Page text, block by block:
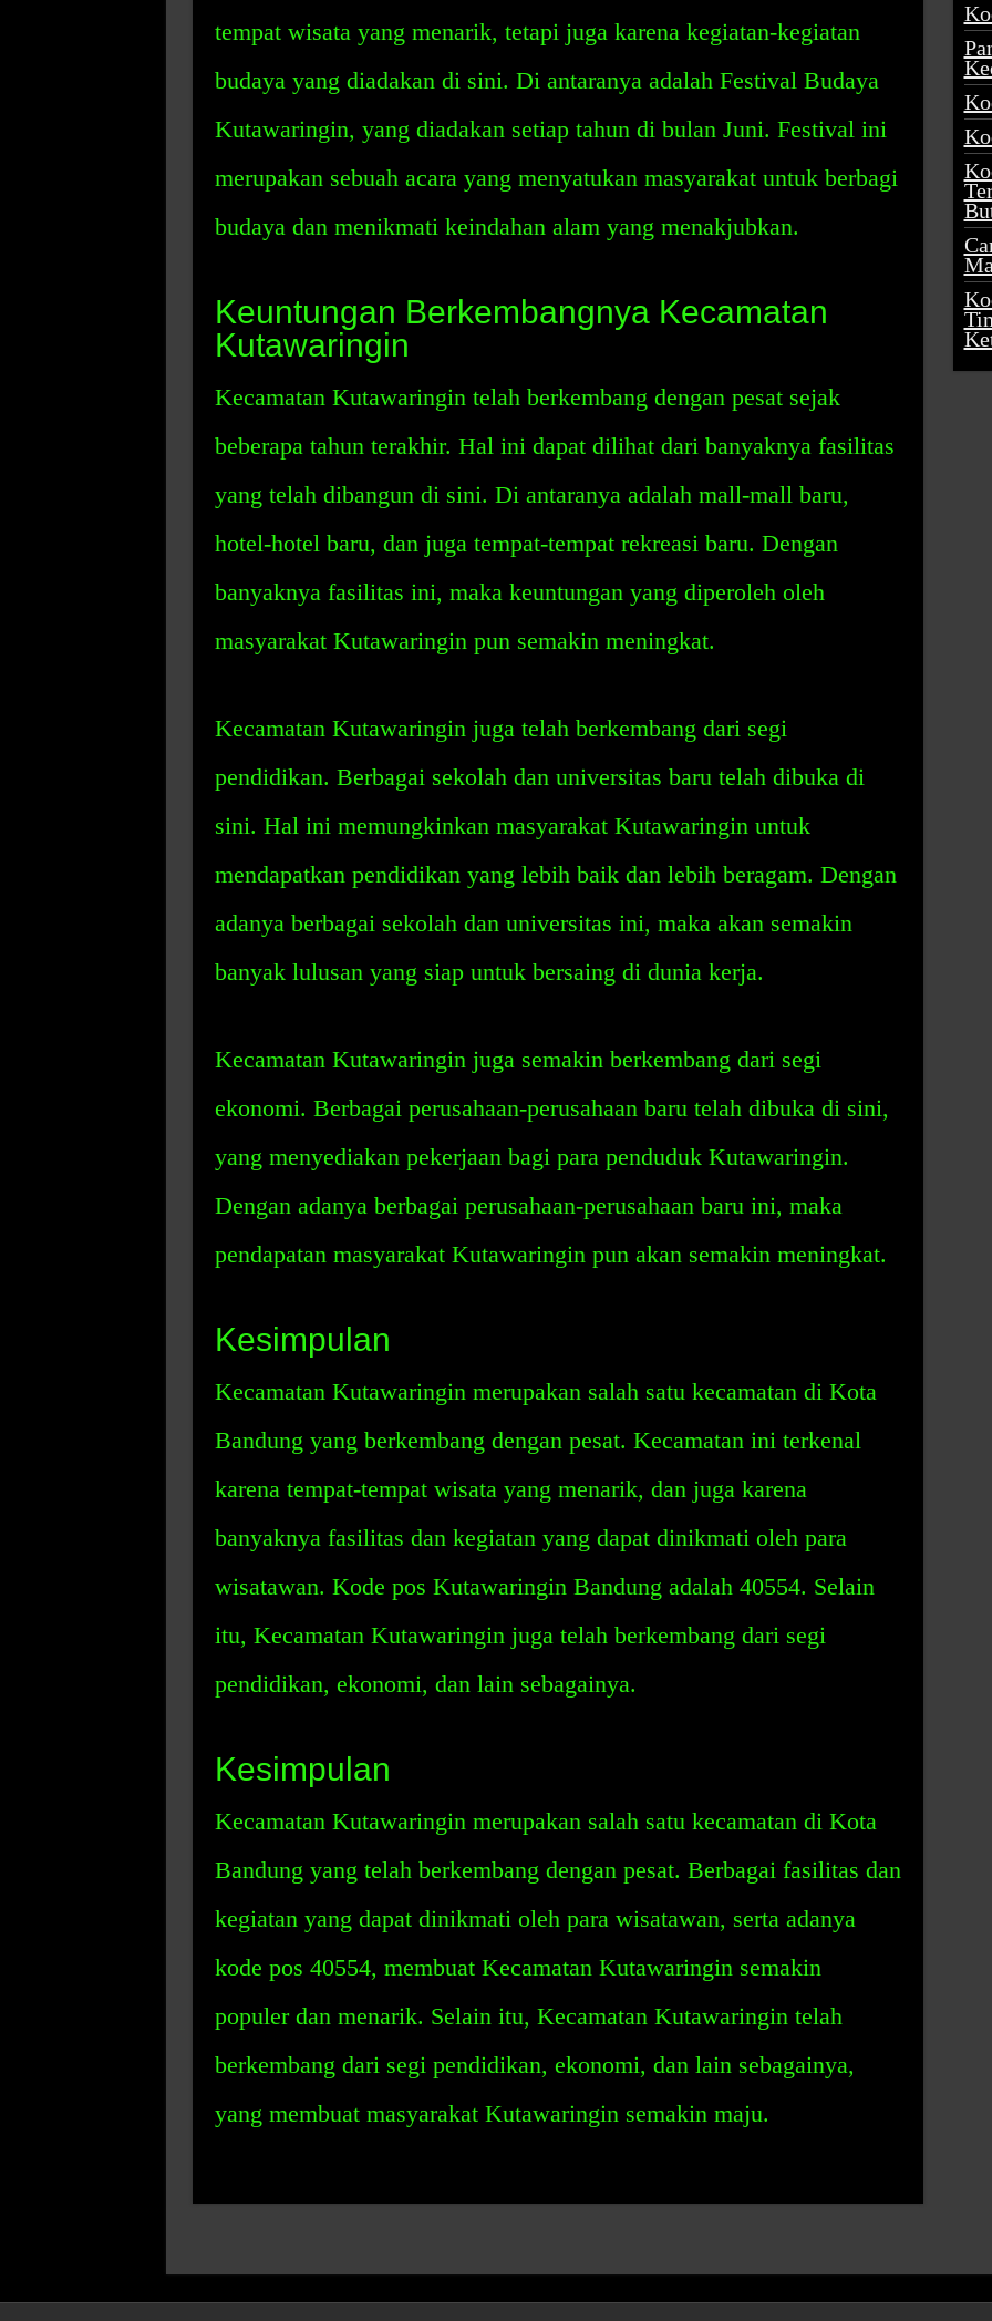
tempat wisata yang menarik, tetapi juga karena kegiatan-kegiatan
budaya yang diadakan di sini. Di antaranya adalah Festival Budaya
Kutawaringin, yang diadakan setiap tahun di bulan Juni. Festival ini
merupakan sebuah acara yang menyatukan masyarakat untuk berbagi
budaya dan menikmati keindahan alam yang menakjubkan.
Keuntungan Berkembangnya Kecamatan
Kutawaringin
Kecamatan Kutawaringin telah berkembang dengan pesat sejak
beberapa tahun terakhir. Hal ini dapat dilihat dari banyaknya fasilitas
yang telah dibangun di sini. Di antaranya adalah mall-mall baru,
hotel-hotel baru, dan juga tempat-tempat rekreasi baru. Dengan
banyaknya fasilitas ini, maka keuntungan yang diperoleh oleh
masyarakat Kutawaringin pun semakin meningkat.
Kecamatan Kutawaringin juga telah berkembang dari segi
pendidikan. Berbagai sekolah dan universitas baru telah dibuka di
sini. Hal ini memungkinkan masyarakat Kutawaringin untuk
mendapatkan pendidikan yang lebih baik dan lebih beragam. Dengan
adanya berbagai sekolah dan universitas ini, maka akan semakin
banyak lulusan yang siap untuk bersaing di dunia kerja.
Kecamatan Kutawaringin juga semakin berkembang dari segi
ekonomi. Berbagai perusahaan-perusahaan baru telah dibuka di sini,
yang menyediakan pekerjaan bagi para penduduk Kutawaringin.
Dengan adanya berbagai perusahaan-perusahaan baru ini, maka
pendapatan masyarakat Kutawaringin pun akan semakin meningkat.
Kesimpulan
Kecamatan Kutawaringin merupakan salah satu kecamatan di Kota
Bandung yang berkembang dengan pesat. Kecamatan ini terkenal
karena tempat-tempat wisata yang menarik, dan juga karena
banyaknya fasilitas dan kegiatan yang dapat dinikmati oleh para
wisatawan. Kode pos Kutawaringin Bandung adalah 40554. Selain
itu, Kecamatan Kutawaringin juga telah berkembang dari segi
pendidikan, ekonomi, dan lain sebagainya.
Kesimpulan
Kecamatan Kutawaringin merupakan salah satu kecamatan di Kota
Bandung yang telah berkembang dengan pesat. Berbagai fasilitas dan
kegiatan yang dapat dinikmati oleh para wisatawan, serta adanya
kode pos 40554, membuat Kecamatan Kutawaringin semakin
populer dan menarik. Selain itu, Kecamatan Kutawaringin telah
berkembang dari segi pendidikan, ekonomi, dan lain sebagainya,
yang membuat masyarakat Kutawaringin semakin maju.